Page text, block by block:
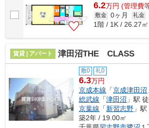
6.2万円 (管理費
敷金 0ヶ月 礼金
1階 / 1K / 26.27㎡
賃貸 | アパート 津田沼THE CLASS
敷0 礼0
6.3万円
京成本線 「京成津田沼
総武線 「津田沼 」駅
京葉線 「新習志野 」
築2年 / 19.00㎡